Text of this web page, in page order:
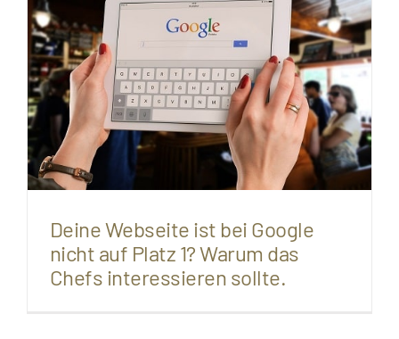
Deine Webseite ist bei Google
nicht auf Platz 1? Warum das
Chefs interessieren sollte.